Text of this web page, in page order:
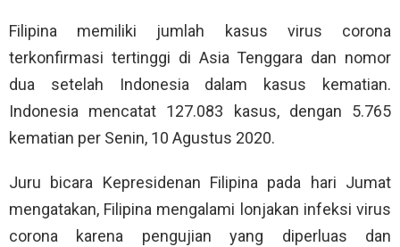
Filipina memiliki jumlah kasus virus corona
terkonfirmasi tertinggi di Asia Tenggara dan nomor
dua setelah Indonesia dalam kasus kematian.
Indonesia mencatat 127.083 kasus, dengan 5.765
kematian per Senin, 10 Agustus 2020.
Juru bicara Kepresidenan Filipina pada hari Jumat
mengatakan, Filipina mengalami lonjakan infeksi virus
corona karena pengujian yang diperluas dan